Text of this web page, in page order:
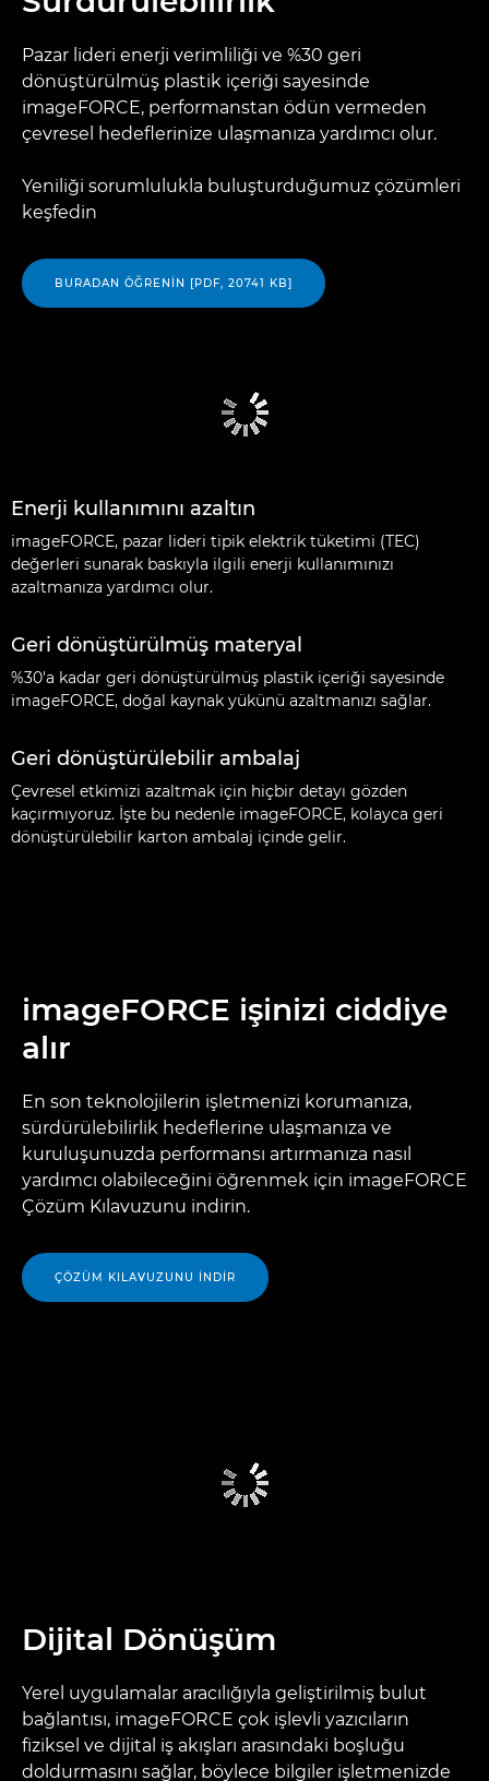
Pazar lideri enerji verimliliği ve %30 geri
dönüştürülmüş plastik içeriği sayesinde
imageFORCE, performanstan ödün vermeden
çevresel hedeflerinize ulaşmanıza yardımcı olur.
Yeniliği sorumlulukla buluşturduğumuz çözümleri
keşfedin
BURADAN ÖĞRENIN [PDF, 20741 KB]
Enerji kullanımını azaltın
imageFORCE, pazar lideri tipik elektrik tüketimi (TEC)
değerleri sunarak baskıyla ilgili enerji kullanımınızı
azaltmanıza yardımcı olur.
Geri dönüştürülmüş materyal
%30'a kadar geri dönüştürülmüş plastik içeriği sayesinde
imageFORCE, doğal kaynak yükünü azaltmanızı sağlar.
Geri dönüştürülebilir ambalaj
Çevresel etkimizi azaltmak için hiçbir detayı gözden
kaçırmıyoruz. İşte bu nedenle imageFORCE, kolayca geri
dönüştürülebilir karton ambalaj içinde gelir.
imageFORCE işinizi ciddiye
alır
En son teknolojilerin işletmenizi korumanıza,
sürdürülebilirlik hedeflerine ulaşmanıza ve
kuruluşunuzda performansı artırmanıza nasıl
yardımcı olabileceğini öğrenmek için imageFORCE
Çözüm Kılavuzunu indirin.
ÇÖZÜM KILAVUZUNU İNDIR
Dijital Dönüşüm
Yerel uygulamalar aracılığıyla geliştirilmiş bulut
bağlantısı, imageFORCE çok işlevli yazıcıların
fiziksel ve dijital iş akışları arasındaki boşluğu
doldurmasını sağlar, böylece bilgiler işletmenizde